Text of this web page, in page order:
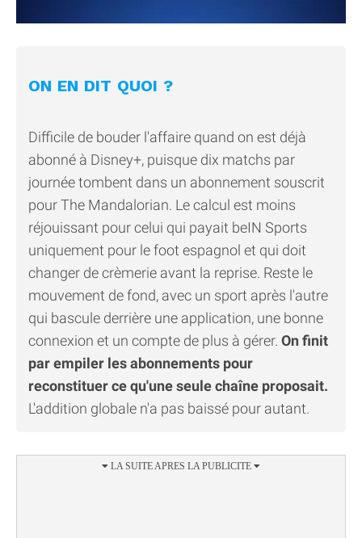
ON EN DIT QUOI ?
Difficile de bouder l'affaire quand on est déjà
abonné à Disney+, puisque dix matchs par
journée tombent dans un abonnement souscrit
pour The Mandalorian. Le calcul est moins
réjouissant pour celui qui payait beIN Sports
uniquement pour le foot espagnol et qui doit
changer de crèmerie avant la reprise. Reste le
mouvement de fond, avec un sport après l'autre
qui bascule derrière une application, une bonne
connexion et un compte de plus à gérer. On finit
par empiler les abonnements pour
reconstituer ce qu'une seule chaîne proposait.
L'addition globale n'a pas baissé pour autant.